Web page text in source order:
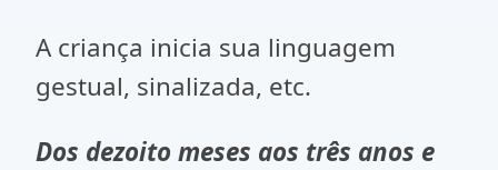
A criança inicia sua linguagem
gestual, sinalizada, etc.
Dos dezoito meses aos três anos e